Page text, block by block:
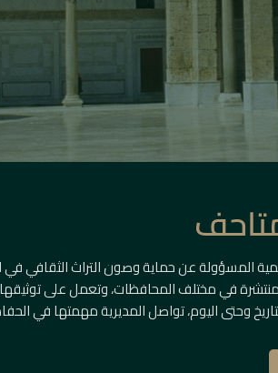
المسؤولة عن حماية وصون التراث الثقافي في
في مختلف المحافظات، وتعمل على توثيقها،
وحتى اليوم، تواصل المديرية مهمتها في